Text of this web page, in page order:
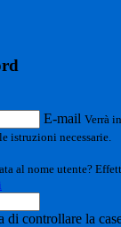
E-mail Verrà
istruzioni necessarie.
al nome utente?
di controllare la